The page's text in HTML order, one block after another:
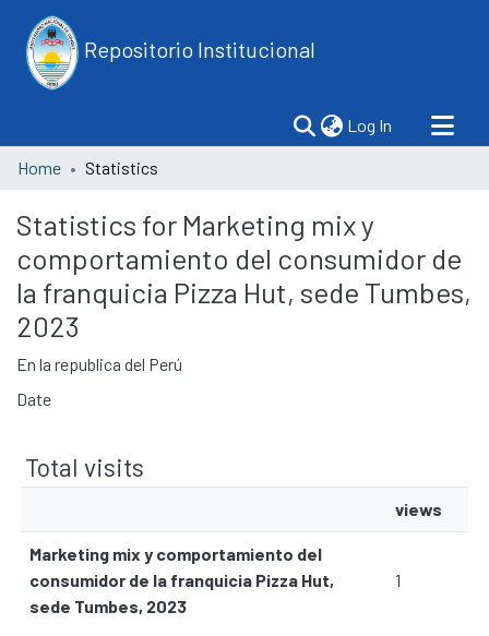
Repositorio Institucional
Log In (current)
Home Statistics
Statistics for Marketing mix y
comportamiento del consumidor de
la franquicia Pizza Hut, sede Tumbes,
2023
En la republica del Perú
Date
Total visits
views
Marketing mix y comportamiento del
consumidor de la franquicia Pizza Hut,
sede Tumbes, 2023
1